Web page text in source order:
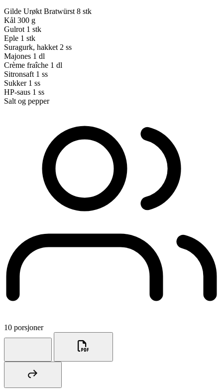
Gilde Urøkt Bratwürst 8 stk
Kål 300 g
Gulrot 1 stk
Eple 1 stk
Suragurk, hakket 2 ss
Majones 1 dl
Crème fraîche 1 dl
Sitronsaft 1 ss
Sukker 1 ss
HP-saus 1 ss
Salt og pepper
10 porsjoner